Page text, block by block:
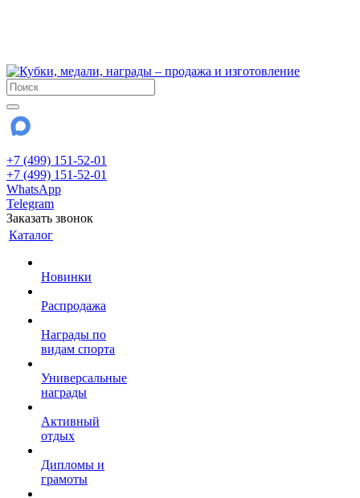
+7 (499) 151-52-01
+7 (499) 151-52-01
WhatsApp
Telegram
Заказать звонок
Каталог
Новинки
Распродажа
Награды по
видам спорта
Универсальные
награды
Активный
отдых
Дипломы и
грамоты